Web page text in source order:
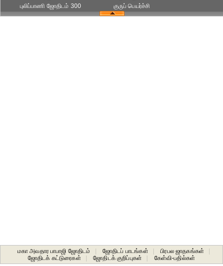
புலிப்பாணி ஜோதிடம் 300
குருப் பெயர்ச்சி
மகா அவதார பாபாஜி ஜோதிடம் ஜோதிடப் பாடங்கள் பிரபல ஜாதகங்கள்
ஜோதிடக் கட்டுரைகள்
ஜோதிடக் குறிப்புகள் கேள்வி-பதில்கள்